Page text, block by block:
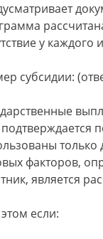
у каждого
субсидии:
факторов,
является
если: